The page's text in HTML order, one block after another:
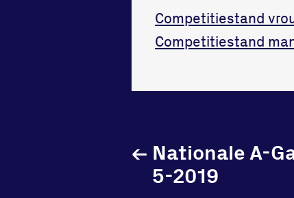
Competitiestand
Competitiestand
Nationale A-
5-2019
←